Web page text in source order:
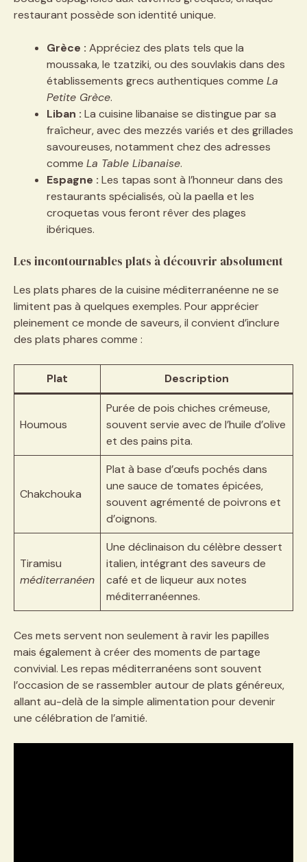
restaurant possède son identité unique.
Grèce : Appréciez des plats tels que la
moussaka, le tzatziki, ou des souvlakis dans des
établissements grecs authentiques comme La
Petite Grèce.
Liban : La cuisine libanaise se distingue par sa
fraîcheur, avec des mezzés variés et des grillades
savoureuses, notamment chez des adresses
comme La Table Libanaise.
Espagne : Les tapas sont à l’honneur dans des
restaurants spécialisés, où la paella et les
croquetas vous feront rêver des plages
ibériques.
Les incontournables plats à découvrir absolument
Les plats phares de la cuisine méditerranéenne ne se
limitent pas à quelques exemples. Pour apprécier
pleinement ce monde de saveurs, il convient d’inclure
des plats phares comme :
Plat Description
Houmous
Purée de pois chiches crémeuse,
souvent servie avec de l’huile d’olive
et des pains pita.
Chakchouka
Plat à base d’œufs pochés dans
une sauce de tomates épicées,
souvent agrémenté de poivrons et
d’oignons.
Tiramisu
méditerranéen
Une déclinaison du célèbre dessert
italien, intégrant des saveurs de
café et de liqueur aux notes
méditerranéennes.
Ces mets servent non seulement à ravir les papilles
mais également à créer des moments de partage
convivial. Les repas méditerranéens sont souvent
l’occasion de se rassembler autour de plats généreux,
allant au-delà de la simple alimentation pour devenir
une célébration de l’amitié.